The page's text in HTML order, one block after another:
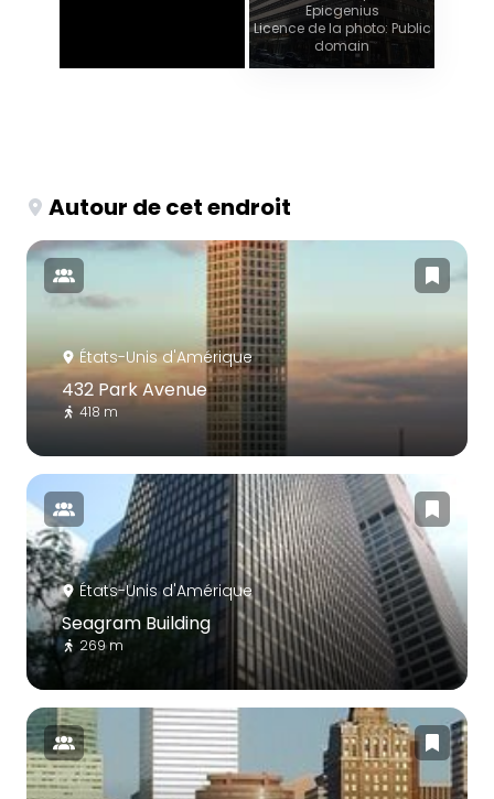
Epicgenius
Licence de la photo: Public
domain
Autour de cet endroit
États-Unis d'Amérique
432 Park Avenue
418 m
États-Unis d'Amérique
Seagram Building
269 m